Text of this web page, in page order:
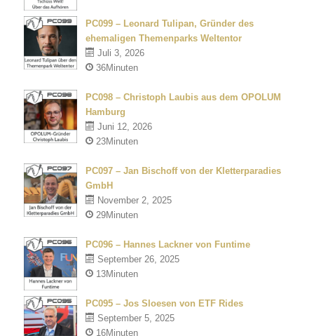
PC099 – Leonard Tulipan, Gründer des
ehemaligen Themenparks Weltentor
Juli 3, 2026
36Minuten
PC098 – Christoph Laubis aus dem OPOLUM
Hamburg
Juni 12, 2026
23Minuten
PC097 – Jan Bischoff von der Kletterparadies
GmbH
November 2, 2025
29Minuten
PC096 – Hannes Lackner von Funtime
September 26, 2025
13Minuten
PC095 – Jos Sloesen von ETF Rides
September 5, 2025
16Minuten